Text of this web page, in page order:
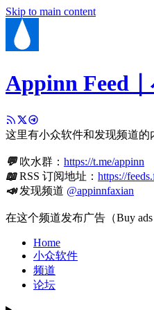
Skip to main content
Appinn Feed
这里有小众软件和发现频道的
💬吹水群： https://t.me/appinn
📖RSS 订阅地址： https://
📣发现频道 @appinnfaxian
在这个频道发布广告（Buy ads
Home
小众软件
频道
论坛